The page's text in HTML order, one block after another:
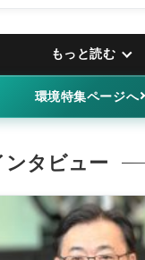
もっと読む
環境特集ページへ
ンタビュー